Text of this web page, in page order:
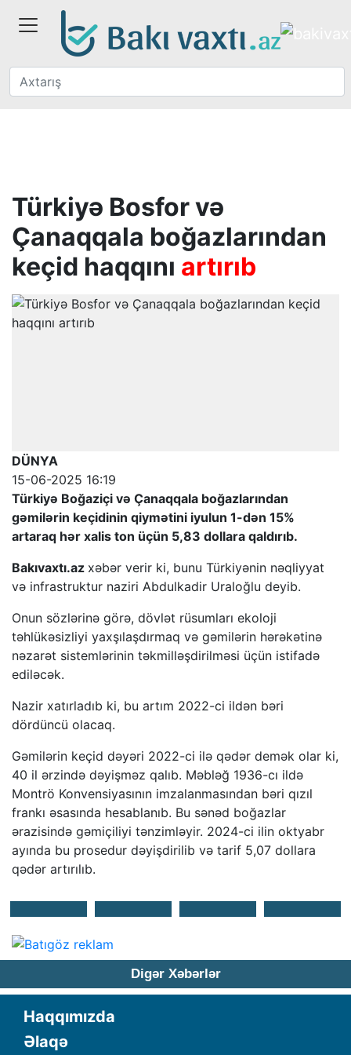
Türkiyə Bosfor və
Çanaqqala boğazlarından
keçid haqqını artırıb
DÜNYA
15-06-2025 16:19
Türkiyə Boğaziçi və Çanaqqala boğazlarından
gəmilərin keçidinin qiymətini iyulun 1-dən 15%
artaraq hər xalis ton üçün 5,83 dollara qaldırıb.
Bakıvaxtı.az xəbər verir ki, bunu Türkiyənin nəqliyyat
və infrastruktur naziri Abdulkadir Uraloğlu deyib.
Onun sözlərinə görə, dövlət rüsumları ekoloji
təhlükəsizliyi yaxşılaşdırmaq və gəmilərin hərəkətinə
nəzarət sistemlərinin təkmilləşdirilməsi üçün istifadə
ediləcək.
Nazir xatırladıb ki, bu artım 2022-ci ildən bəri
dördüncü olacaq.
Gəmilərin keçid dəyəri 2022-ci ilə qədər demək olar ki,
40 il ərzində dəyişməz qalıb. Məbləğ 1936-cı ildə
Montrö Konvensiyasının imzalanmasından bəri qızıl
frankı əsasında hesablanıb. Bu sənəd boğazlar
ərazisində gəmiçiliyi tənzimləyir. 2024-ci ilin oktyabr
ayında bu prosedur dəyişdirilib və tarif 5,07 dollara
qədər artırılıb.
Digər Xəbərlər
Haqqımızda
Əlaqə